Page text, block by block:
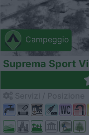
Campeggio
Suprema Sport